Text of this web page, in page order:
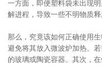
一方面，即便塑料袋未出现
解进程，导致一些不明物质释
那么，究竟该如何正确使用
避免将其放入微波炉加热。
的玻璃或陶瓷容器。其次，